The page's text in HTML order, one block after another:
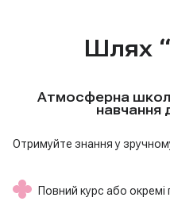
Шлях
Атмосферна
навчання
Отримуйте знання у
Повний курс або